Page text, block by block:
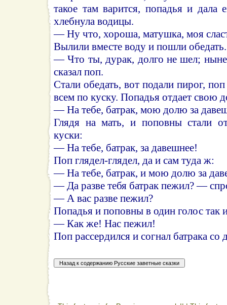
такое там варится, попадья и
хлебнула водицы.
— Ну что, хороша, матушка, моя
Вылили вместе воду и пошли обедать.
— Что ты, дурак, долго не шел;
сказал поп.
Стали обедать, вот подали пирог, поп
всем по куску. Попадья отдает свою
— На тебе, батрак, мою долю за
Глядя на мать, и поповны стали
куски:
— На тебе, батрак, за давешнее!
Поп глядел-глядел, да и сам туда ж:
— На тебе, батрак, и мою долю за
— Да разве тебя батрак пежил? —
— А вас разве пежил?
Попадья и поповны в один голос так
— Как же! Нас пежил!
Поп рассердился и согнал батрака со